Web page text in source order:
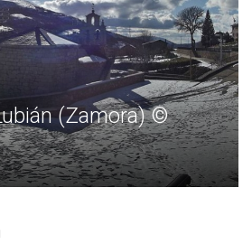
(Zamora) ©